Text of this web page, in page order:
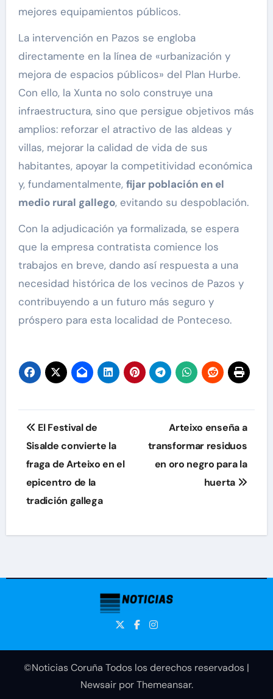
mejores equipamientos públicos.
La intervención en Pazos se engloba
directamente en la línea de «urbanización y
mejora de espacios públicos» del Plan Hurbe.
Con ello, la Xunta no solo construye una
infraestructura, sino que persigue objetivos más
amplios: reforzar el atractivo de las aldeas y
villas, mejorar la calidad de vida de sus
habitantes, apoyar la competitividad económica
y, fundamentalmente, fijar población en el
medio rural gallego, evitando su despoblación.
Con la adjudicación ya formalizada, se espera
que la empresa contratista comience los
trabajos en breve, dando así respuesta a una
necesidad histórica de los vecinos de Pazos y
contribuyendo a un futuro más seguro y
próspero para esta localidad de Ponteceso.
Navegación
de
entradas
El Festival de
Sisalde convierte la
fraga de Arteixo en el
epicentro de la
tradición gallega
Arteixo enseña a
transformar residuos
en oro negro para la
huerta
©Noticias Coruña Todos los derechos reservados |
NewsairporThemeansar.